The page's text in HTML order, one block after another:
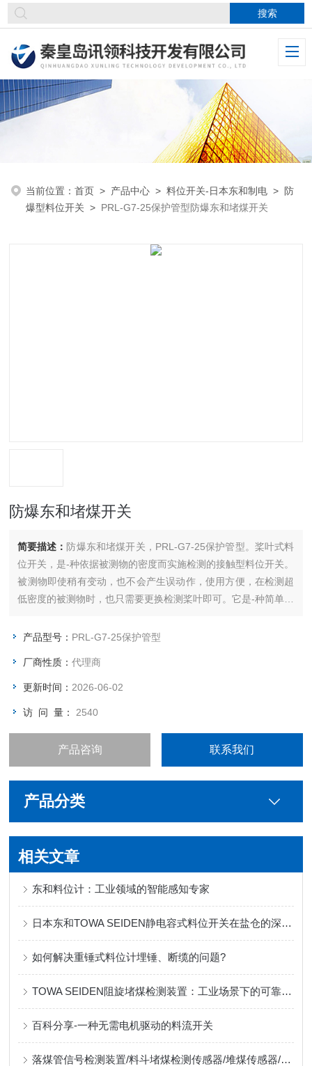
当前位置：首页 > 产品中心 >料位开关-日本东和制电 > 防
爆型料位开关 > PRL-G7-25保护管型防爆东和堵煤开关
防爆东和堵煤开关
简要描述： 防爆东和堵煤开关，PRL-G7-25保护管型。桨叶式料
位开关，是-种依据被测物的密度而实施检测的接触型料位开关。
被测物即使稍有变动，也不会产生误动作，使用方便，在检测超
低密度的被测物时，也只需要更换检测桨叶即可。它是-种简单的
动、抗冲击的能力很强，也可克服挂料的问题，是粉体在料位检
产品型号： PRL-G7-25保护管型
厂商性质：代理商
更新时间： 2026-06-02
访 问 量： 2540
产品咨询 联系我们
产品分类
相关文章
东和料位计：工业领域的智能感知专家
日本东和TOWA SEIDEN静电容式料位开关在盐仓的深度应用实践
如何解决重锤式料位计埋锤、断缆的问题?
TOWA SEIDEN阻旋堵煤检测装置：工业场景下的可靠之选
百科分享-一种无需电机驱动的料流开关
落煤管信号检测装置/料斗堵煤检测传感器/堆煤传感器/PRL-100型